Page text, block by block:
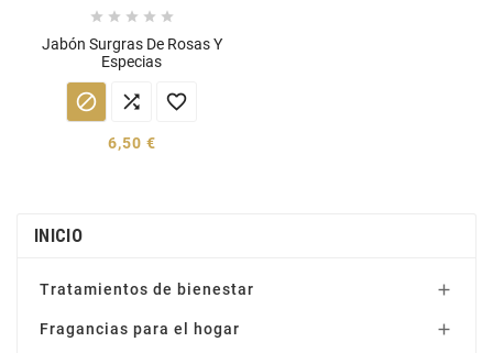
    
Jabón Surgras De Rosas Y
Especias
  
6,50 €
INICIO
Tratamientos de bienestar 
Fragancias para el hogar 